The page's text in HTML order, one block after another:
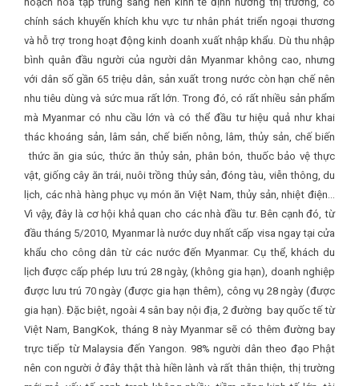
chính sách khuyến khích khu vực tư nhân phát triển ngoại thương
và hỗ trợ trong hoạt động kinh doanh xuất nhập khẩu. Dù thu nhập
bình quân đầu người của người dân Myanmar không cao, nhưng
với dân số gần 65 triệu dân, sản xuất trong nước còn hạn chế nên
nhu tiêu dùng và sức mua rất lớn. Trong đó, có rất nhiều sản phẩm
mà Myanmar có nhu cầu lớn và có thể đầu tư hiệu quả như khai
thác khoáng sản, lâm sản, chế biến nông, lâm, thủy sản, chế biến
thức ăn gia súc, thức ăn thủy sản, phân bón, thuốc bảo vệ thực
vật, giống cây ăn trái, nuôi trồng thủy sản, đóng tàu, viễn thông, du
lịch, các nhà hàng phục vụ món ăn Việt Nam, thủy sản, nhiệt điện…
Vì vậy, đây là cơ hội khả quan cho các nhà đầu tư. Bên cạnh đó, từ
đầu tháng 5/2010, Myanmar là nước duy nhất cấp visa ngay tại cửa
khẩu cho công dân từ các nước đến Myanmar. Cụ thể, khách du
lịch được cấp phép lưu trú 28 ngày, (không gia hạn), doanh nghiệp
được lưu trú 70 ngày (được gia hạn thêm), công vụ 28 ngày (được
gia hạn). Đặc biệt, ngoài 4 sân bay nội địa, 2 đường bay quốc tế từ
Việt Nam, BangKok, tháng 8 này Myanmar sẽ có thêm đường bay
trực tiếp từ Malaysia đến Yangon. 98% người dân theo đạo Phật
nên con người ở đây thật thà hiền lành và rất thân thiện, thị trường